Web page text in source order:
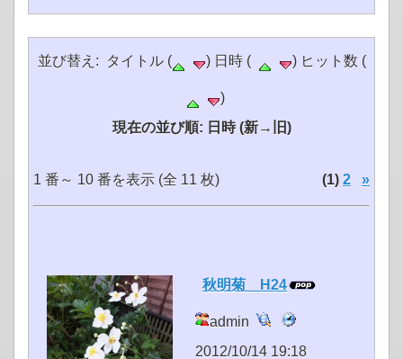
並び替え: タイトル ( ) 日時 ( ) ヒット数 (
)
現在の並び順: 日時 (新→旧)
1 番～ 10 番を表示 (全 11 枚) (1) 2 »
秋明菊 H24
admin
2012/10/14 19:18